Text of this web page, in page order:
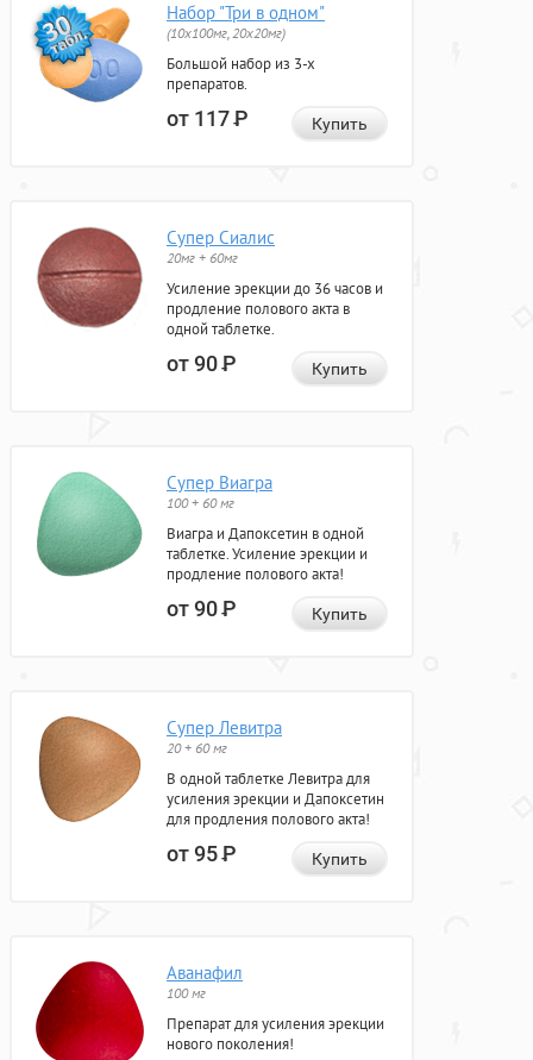
Набор "Три в одном"
(10x100мг, 20x20мг)
Большой набор из 3-х
препаратов.
от 117Р Купить
Супер Сиалис
20мг + 60мг
Усиление эрекции до 36 часов и
продление полового акта в
одной таблетке.
от 90Р Купить
Супер Виагра
100 + 60 мг
Виагра и Дапоксетин в одной
таблетке. Усиление эрекции и
продление полового акта!
от 90Р Купить
Супер Левитра
20 + 60 мг
В одной таблетке Левитра для
усиления эрекции и Дапоксетин
для продления полового акта!
от 95Р Купить
Аванафил
100 мг
Препарат для усиления эрекции
нового поколения!